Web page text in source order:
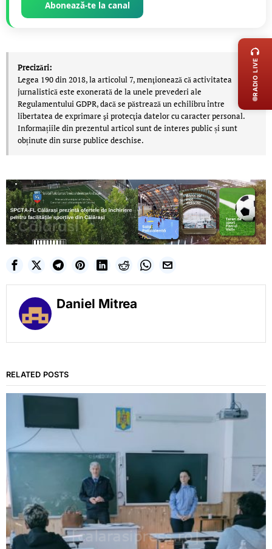
Abonează-te la canal
Precizări:
Legea 190 din 2018, la articolul 7, menţionează că activitatea
jurnalistică este exonerată de la unele prevederi ale
Regulamentului GDPR, dacă se păstrează un echilibru între
libertatea de exprimare şi protecţia datelor cu caracter personal.
Informațiile din prezentul articol sunt de interes public și sunt
obținute din surse publice deschise.
Daniel Mitrea
RELATED POSTS
RADIO LIVE